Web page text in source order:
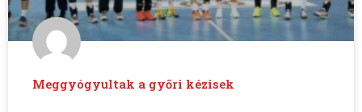
Meggyógyultak a győri kézisek